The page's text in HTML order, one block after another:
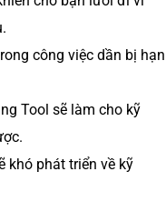
công việc dần bị hạn
Tool sẽ làm cho kỹ
khó phát triển về kỹ